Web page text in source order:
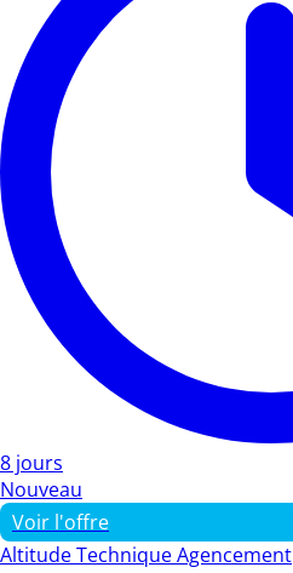
8 jours
Nouveau
Voir l'offre
Altitude Technique Agencement